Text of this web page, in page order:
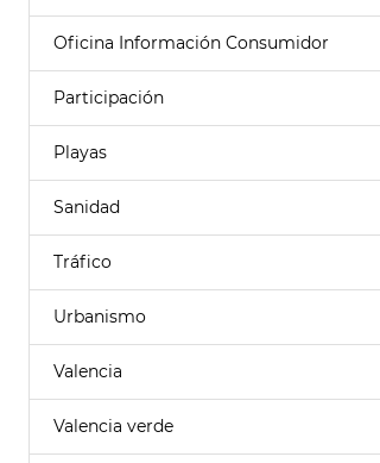
Oficina Información Consumidor
Participación
Playas
Sanidad
Tráfico
Urbanismo
Valencia
Valencia verde